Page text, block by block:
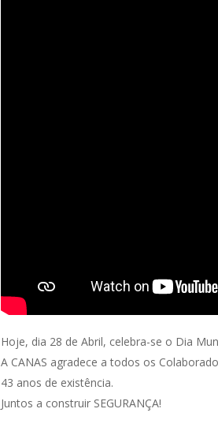
Hoje, dia 28 de Abril, celebra-se o Dia
A CANAS agradece a todos os
43 anos de existência.
Juntos a construir SEGURANÇA!